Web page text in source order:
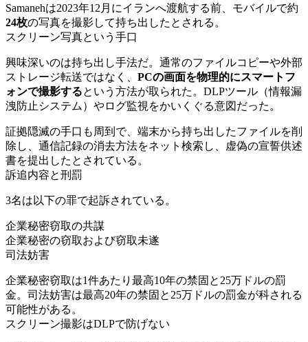
Samanehは2023年12月にイランへ渡航する前、モバイルで約
24枚の写真を撮影して持ち出したとされる。
スクリーン写真という手口
興味深いのは持ち出し手法だ。通常のファイルコピーや外部
ストレージ転送ではなく、 PCの画面を物理的にスマートフ
ォンで撮影するという方法が取られた。DLPツール（情報漏
洩防止システム）やログ監視をかいくぐる意図だった。
証拠隠滅の手口も周到で、端末から持ち出したファイルを削
除し、通信記録の消去方法をネット検索し、虚偽の宣誓供述
書を提出したとされている。
訴追内容と刑罰
3名は以下の罪で起訴されている。
企業秘密窃取の共謀
企業秘密の窃取および窃取未遂
司法妨害
企業秘密窃取は1件あたり最高10年の禁固と25万ドルの罰
金。司法妨害は最高20年の禁固と25万ドルの罰金が科される
可能性がある。
スクリーン撮影はDLPで防げない